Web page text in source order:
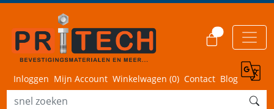
Inloggen Mijn Account Winkelwagen (0) Contact Blog